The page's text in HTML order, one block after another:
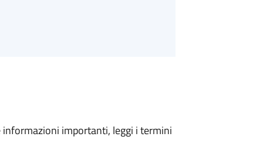
importanti, leggi i termini